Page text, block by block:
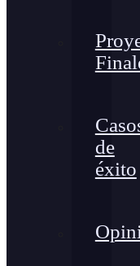
de
éxito